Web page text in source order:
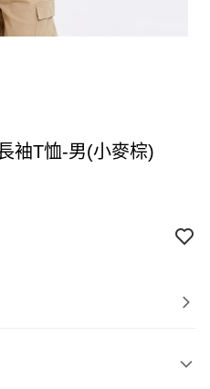
袖T恤-男(小麥棕)